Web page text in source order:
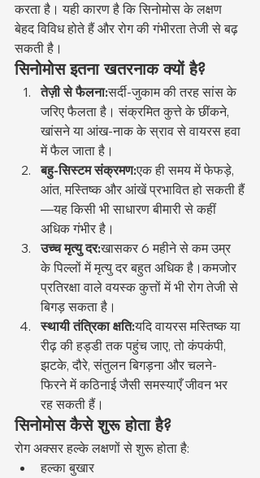
करता है। यही कारण है कि सिनोमोस के लक्षण
बेहद विविध होते हैं और रोग की गंभीरता तेजी से बढ़
सकती है।
सिनोमोस इतना खतरनाक क्यों है?
तेज़ी से फैलना:सर्दी-जुकाम की तरह सांस के
जरिए फैलता है। संक्रमित कुत्ते के छींकने,
खांसने या आंख-नाक के स्राव से वायरस हवा
में फैल जाता है।
बहु-सिस्टम संक्रमण:एक ही समय में फेफड़े,
आंत, मस्तिष्क और आंखें प्रभावित हो सकती हैं
—यह किसी भी साधारण बीमारी से कहीं
अधिक गंभीर है।
उच्च मृत्यु दर:खासकर 6 महीने से कम उम्र
के पिल्लों में मृत्यु दर बहुत अधिक है।कमजोर
प्रतिरक्षा वाले वयस्क कुत्तों में भी रोग तेजी से
बिगड़ सकता है।
स्थायी तंत्रिका क्षति:यदि वायरस मस्तिष्क या
रीढ़ की हड्डी तक पहुंच जाए, तो कंपकंपी,
झटके, दौरे, संतुलन बिगड़ना और चलने-
फिरने में कठिनाई जैसी समस्याएँ जीवन भर
रह सकती हैं।
सिनोमोस कैसे शुरू होता है?
रोग अक्सर हल्के लक्षणों से शुरू होता है:
हल्का बुखार